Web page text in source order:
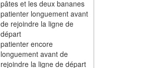
pâtes et les deux bananes
patienter longuement avant
de rejoindre la ligne de
départ
patienter encore
longuement avant de
rejoindre la ligne de départ